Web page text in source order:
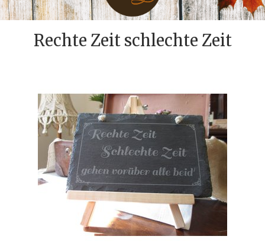
Rechte Zeit schlechte Zeit